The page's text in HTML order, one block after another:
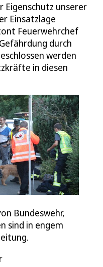
Eigenschutz unserer
Einsatzlage
Feuerwehrchef
durch
werden
in diesen
Bundeswehr,
sind in engem